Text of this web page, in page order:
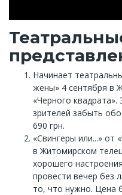
Начинает
жены» 4 сентября в
«Черного
зрителей забыть
690 грн.
«Свингеры или...» от
в Житомирском
хорошего
провести вечер без
то, что нужно. Цена